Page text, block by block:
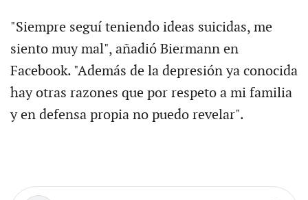
"Siempre seguí teniendo ideas suicidas, me
siento muy mal", añadió Biermann en
Facebook. "Además de la depresión ya conocida
hay otras razones que por respeto a mi familia
y en defensa propia no puedo revelar".